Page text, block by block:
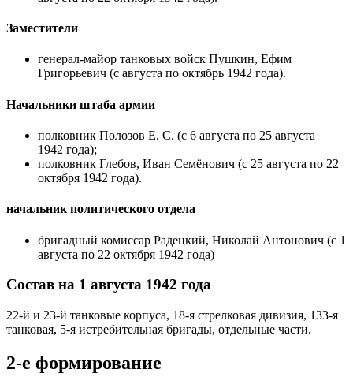
Заместители
генерал-майор танковых войск Пушкин, Ефим
Григорьевич (с августа по октябрь 1942 года).
Начальники штаба армии
полковник Полозов Е. С. (с 6 августа по 25 августа
1942 года);
полковник Глебов, Иван Семёнович (с 25 августа по 22
октября 1942 года).
начальник политического отдела
бригадный комиссар Радецкий, Николай Антонович (с 1
августа по 22 октября 1942 года)
Состав на 1 августа 1942 года
22-й и 23-й танковые корпуса, 18-я стрелковая дивизия, 133-я
танковая, 5-я истребительная бригады, отдельные части.
2-е формирование